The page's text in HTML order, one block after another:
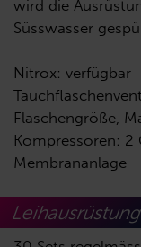
wird die
Süsswasser
Nitrox: verfügbar
Flaschengröße,
Kompressoren: 2
Membrananlage
Leihausrüstung